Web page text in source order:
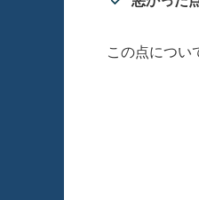
この点につい